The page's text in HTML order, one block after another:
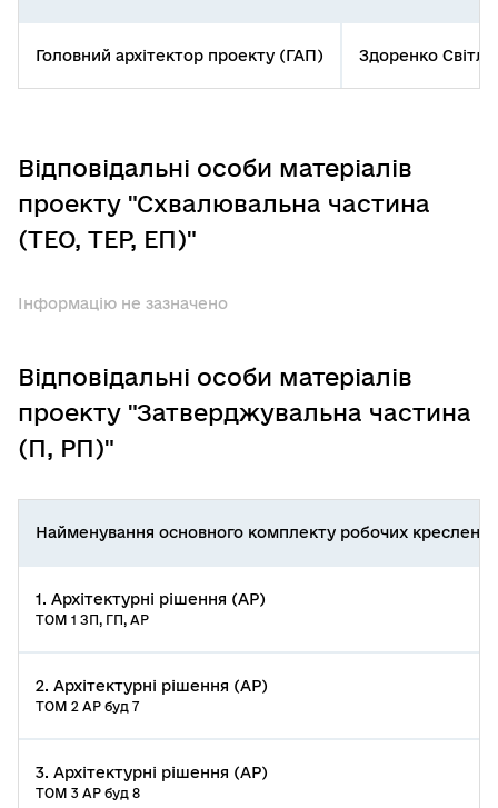
Головний архітектор проекту (ГАП) Здоренко
Відповідальні особи матеріалів
проекту "Схвалювальна частина
(ТЕО, ТЕР, ЕП)"
Інформацію не зазначено
Відповідальні особи матеріалів
проекту "Затверджувальна частина
(П, РП)"
Найменування основного комплекту робочих креслень
1. Архітектурні рішення (АР)
ТОМ 1 ЗП, ГП, АР
2. Архітектурні рішення (АР)
ТОМ 2 АР буд 7
3. Архітектурні рішення (АР)
ТОМ 3 АР буд 8